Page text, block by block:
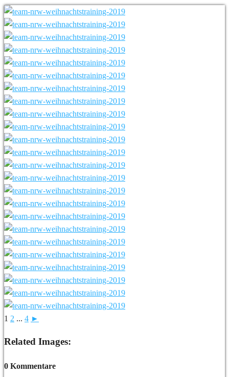
1 2 ... 4 ►
Related Images:
0 Kommentare